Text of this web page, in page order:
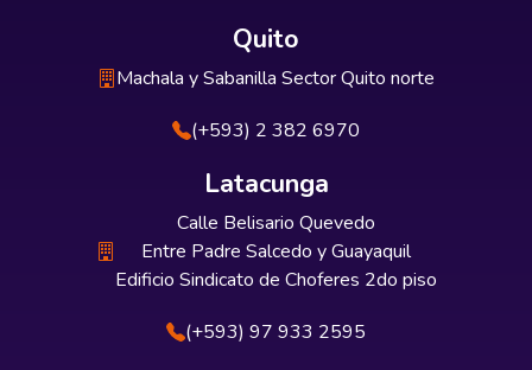
Quito
Machala y Sabanilla Sector Quito norte
(+593) 2 382 6970
Latacunga
Calle Belisario Quevedo
Entre Padre Salcedo y Guayaquil
Edificio Sindicato de Choferes 2do piso
(+593) 97 933 2595